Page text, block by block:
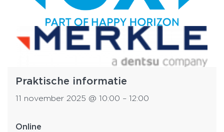
Praktische informatie
11 november 2025 @ 10:00 – 12:00
Online